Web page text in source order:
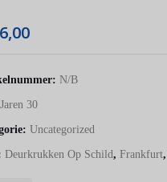
N/B
Jaren 30
Uncategorized
Deurkrukken Op Schild, Frankfurt,